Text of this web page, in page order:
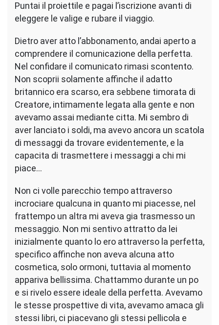
Puntai il proiettile e pagai l’iscrizione avanti di
eleggere le valige e rubare il viaggio.
Dietro aver atto l’abbonamento, andai aperto a
comprendere il comunicazione della perfetta.
Nel confidare il comunicato rimasi scontento.
Non scoprii solamente affinche il adatto
britannico era scarso, era sebbene timorata di
Creatore, intimamente legata alla gente e non
avevamo assai mediante citta. Mi sembro di
aver lanciato i soldi, ma avevo ancora un scatola
di messaggi da trovare evidentemente, e la
capacita di trasmettere i messaggi a chi mi
piace…
Non ci volle parecchio tempo attraverso
incrociare qualcuna in quanto mi piacesse, nel
frattempo un altra mi aveva gia trasmesso un
messaggio. Non mi sentivo attratto da lei
inizialmente quanto lo ero attraverso la perfetta,
specifico affinche non aveva alcuna atto
cosmetica, solo ormoni, tuttavia al momento
appariva bellissima. Chattammo durante un po
e si rivelo essere ideale della perfetta. Avevamo
le stesse prospettive di vita, avevamo amaca gli
stessi libri, ci piacevano gli stessi pellicola e